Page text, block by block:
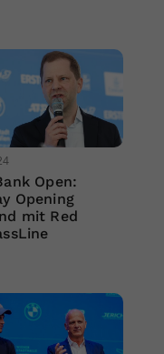
Open:
Opening
mit Red